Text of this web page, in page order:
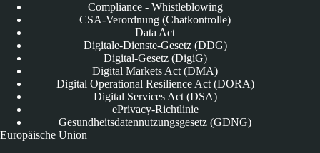
Compliance - Whistleblowing
CSA-Verordnung (Chatkontrolle)
Data Act
Digitale-Dienste-Gesetz (DDG)
Digital-Gesetz (DigiG)
Digital Markets Act (DMA)
Digital Operational Resilience Act (DORA)
Digital Services Act (DSA)
ePrivacy-Richtlinie
Gesundheitsdatennutzungsgesetz (GDNG)
Europäische Union